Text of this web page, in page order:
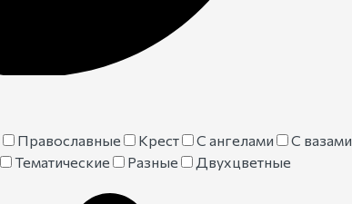
Православные Крест С ангелами С вазами
Тематические Разные
Двухцветные